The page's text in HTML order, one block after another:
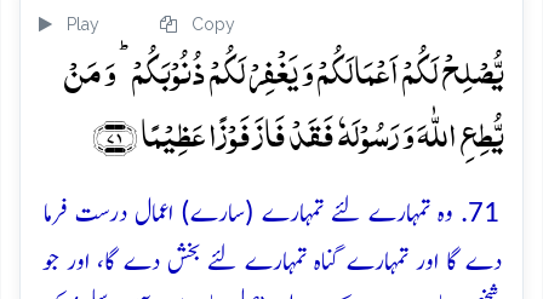
Play Copy
یُّصۡلِحۡ لَکُمۡ اَعۡمَالَکُمۡ وَ یَغۡفِرۡ لَکُمۡ ذُنُوۡبَکُمۡ ؕ وَ مَنۡ
یُّطِعِ اللّٰہَ وَ رَسُوۡلَہٗ فَقَدۡ فَازَ فَوۡزًا عَظِیۡمًا ﴿۷۱﴾
71. وہ تمہارے لئے تمہارے (سارے) اعمال درست فرما
دے گا اور تمہارے گناہ تمہارے لئے بخش دے گا، اور جو